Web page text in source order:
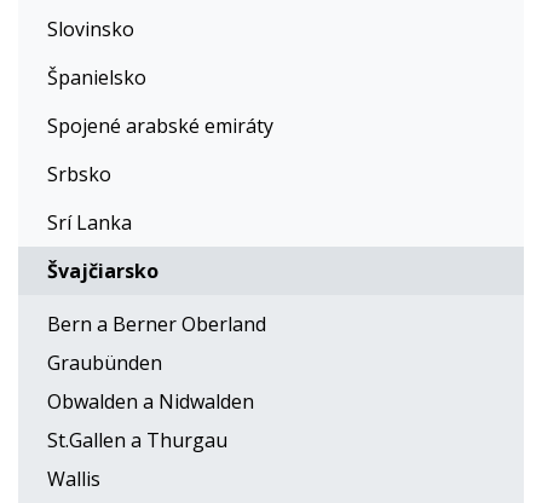
Slovinsko
Španielsko
Spojené arabské emiráty
Srbsko
Srí Lanka
Švajčiarsko
Bern a Berner Oberland
Graubünden
Obwalden a Nidwalden
St.Gallen a Thurgau
Wallis